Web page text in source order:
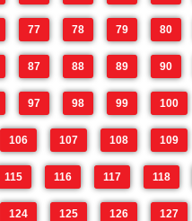
77 78 79 80
87 88 89 90
97 98 99 100
106 107 108 109
115 116 117 118
124 125 126 127